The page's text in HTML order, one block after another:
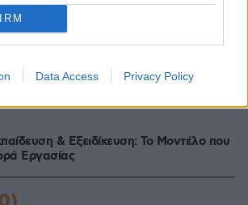
Data Access Privacy Policy
κατοικία στην καρδιά της Αθήνας
& Εξειδίκευση: Το Mοντέλο που
Eργασίας